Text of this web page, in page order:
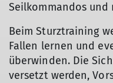
Seilkommandos
Beim Sturztraining
Fallen lernen und
überwinden. Die
versetzt werden,